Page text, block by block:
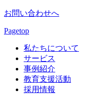
お問い合わせへ
Pagetop
私たちについて
サービス
事例紹介
教育支援活動
採用情報